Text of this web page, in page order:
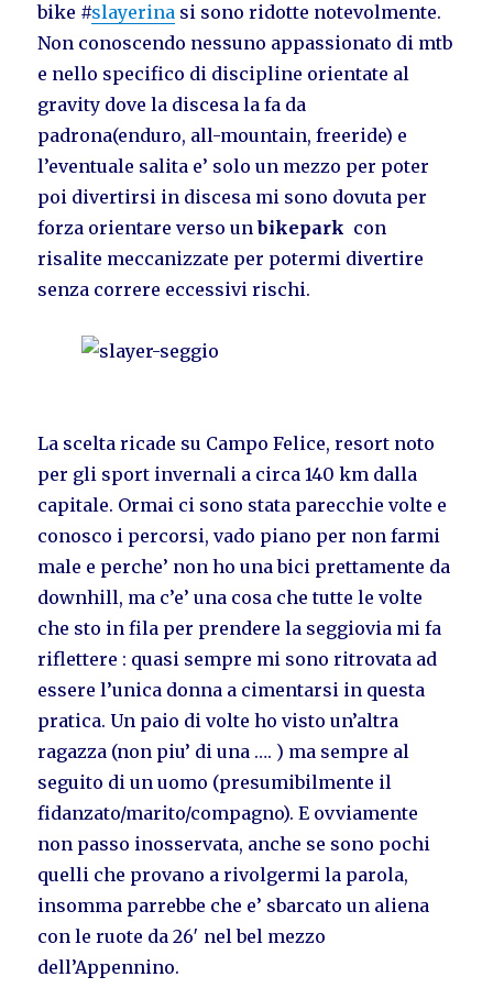
bike #slayerina si sono ridotte notevolmente.
Non conoscendo nessuno appassionato di mtb
e nello specifico di discipline orientate al
gravity dove la discesa la fa da
padrona(enduro, all-mountain, freeride) e
l’eventuale salita e’ solo un mezzo per poter
poi divertirsi in discesa mi sono dovuta per
forza orientare verso unbikepark con
risalite meccanizzate per potermi divertire
senza correre eccessivi rischi.
La scelta ricade su Campo Felice, resort noto
per gli sport invernali a circa 140 km dalla
capitale. Ormai ci sono stata parecchie volte e
conosco i percorsi, vado piano per non farmi
male e perche’ non ho una bici prettamente da
downhill, ma c’e’ una cosa che tutte le volte
che sto in fila per prendere la seggiovia mi fa
riflettere : quasi sempre mi sono ritrovata ad
essere l’unica donna a cimentarsi in questa
pratica. Un paio di volte ho visto un’altra
ragazza (non piu’ di una …. ) ma sempre al
seguito di un uomo (presumibilmente il
fidanzato/marito/compagno). E ovviamente
non passo inosservata, anche se sono pochi
quelli che provano a rivolgermi la parola,
insomma parrebbe che e’ sbarcato un aliena
con le ruote da 26′ nel bel mezzo
dell’Appennino.